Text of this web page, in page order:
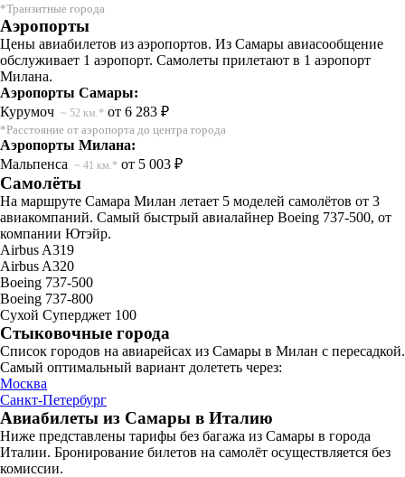
*Транзитные города
Аэропорты
Цены авиабилетов из аэропортов. Из Самары авиасообщение
обслуживает 1 аэропорт. Самолеты прилетают в 1 аэропорт
Милана.
Аэропорты Самары:
Курумоч ~ 52 км.* от 6 283 ₽
*Расстояние от аэропорта до центра города
Аэропорты Милана:
Мальпенса ~ 41 км.* от 5 003 ₽
Самолёты
На маршруте Самара Милан летает 5 моделей самолётов от 3
авиакомпаний. Самый быстрый авиалайнер Boeing 737-500, от
компании Ютэйр.
Airbus A319
Airbus A320
Boeing 737-500
Boeing 737-800
Сухой Суперджет 100
Стыковочные города
Список городов на авиарейсах из Самары в Милан с пересадкой.
Самый оптимальный вариант долететь через:
Москва
Санкт-Петербург
Авиабилеты из Самары в Италию
Ниже представлены тарифы без багажа из Самары в города
Италии. Бронирование билетов на самолёт осуществляется без
комиссии.